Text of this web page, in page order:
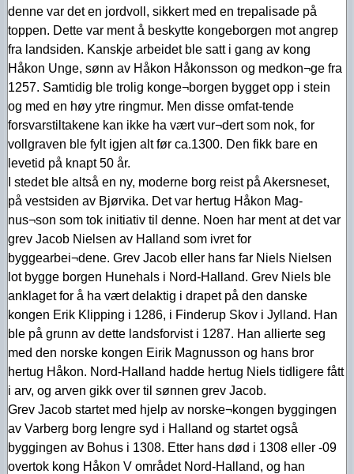
denne var det en jordvoll, sikkert med en trepalisade på
toppen. Dette var ment å beskytte kongeborgen mot angrep
fra landsiden. Kanskje arbeidet ble satt i gang av kong
Håkon Unge, sønn av Håkon Håkonsson og medkon¬ge fra
1257. Samtidig ble trolig konge¬borgen bygget opp i stein
og med en høy ytre ringmur. Men disse omfat-tende
forsvarstiltakene kan ikke ha vært vur¬dert som nok, for
vollgraven ble fylt igjen alt før ca.1300. Den fikk bare en
levetid på knapt 50 år.
I stedet ble altså en ny, moderne borg reist på Akersneset,
på vestsiden av Bjørvika. Det var hertug Håkon Mag-
nus¬son som tok initiativ til denne. Noen har ment at det var
grev Jacob Nielsen av Halland som ivret for
byggearbei¬dene. Grev Jacob eller hans far Niels Nielsen
lot bygge borgen Hunehals i Nord-Halland. Grev Niels ble
anklaget for å ha vært delaktig i drapet på den danske
kongen Erik Klipping i 1286, i Finderup Skov i Jylland. Han
ble på grunn av dette landsforvist i 1287. Han allierte seg
med den norske kongen Eirik Magnusson og hans bror
hertug Håkon. Nord-Halland hadde hertug Niels tidligere fått
i arv, og arven gikk over til sønnen grev Jacob.
Grev Jacob startet med hjelp av norske¬kongen byggingen
av Varberg borg lengre syd i Halland og startet også
byggingen av Bohus i 1308. Etter hans død i 1308 eller -09
overtok kong Håkon V området Nord-Halland, og han